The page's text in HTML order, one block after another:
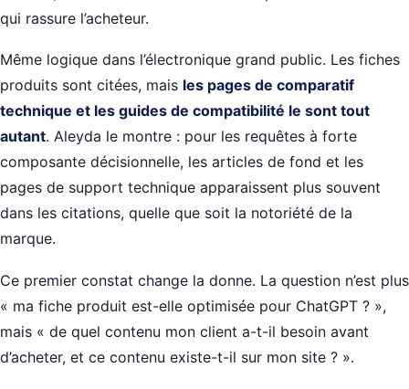
qui rassure l’acheteur.
Même logique dans l’électronique grand public. Les fiches
produits sont citées, mais les pages de comparatif
technique et les guides de compatibilité le sont tout
autant. Aleyda le montre : pour les requêtes à forte
composante décisionnelle, les articles de fond et les
pages de support technique apparaissent plus souvent
dans les citations, quelle que soit la notoriété de la
marque.
Ce premier constat change la donne. La question n’est plus
« ma fiche produit est-elle optimisée pour ChatGPT ? »,
mais « de quel contenu mon client a-t-il besoin avant
d’acheter, et ce contenu existe-t-il sur mon site ? ».